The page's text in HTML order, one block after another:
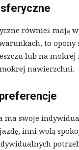
również mają
to
lub na
nawierzchni.
ma swoje
inni wolą